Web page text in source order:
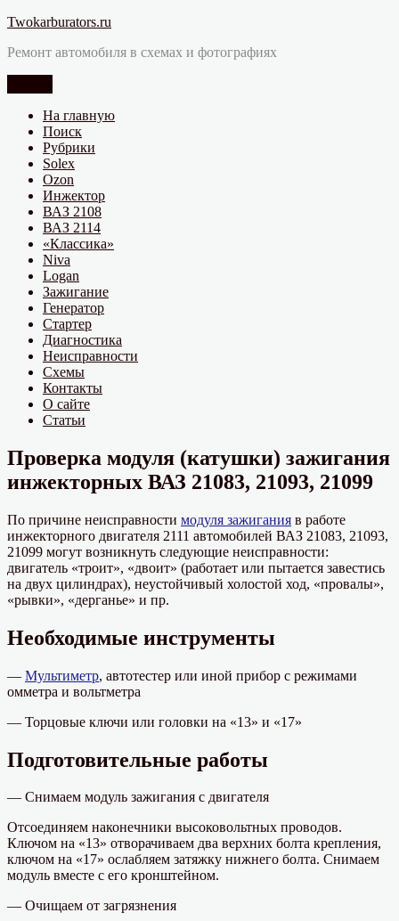
Перейти
содержимому
Twokarburators.ru
Ремонт автомобиля в схемах и фотографиях
На главную
Поиск
Рубрики
Solex
Ozon
Инжектор
ВАЗ 2108
ВАЗ 2114
«Классика»
Niva
Logan
Зажигание
Генератор
Стартер
Диагностика
Неисправности
Схемы
Контакты
О сайте
Статьи
Проверка модуля (катушки) зажигания
инжекторных ВАЗ 21083, 21093, 21099
По причине неисправности модуля зажигания в работе
инжекторного двигателя 2111 автомобилей ВАЗ 21083, 21093,
21099 могут возникнуть следующие неисправности:
двигатель «троит», «двоит» (работает или пытается завестись
на двух цилиндрах), неустойчивый холостой ход, «провалы»,
«рывки», «дерганье» и пр.
Необходимые инструменты
— Мультиметр, автотестер или иной прибор с режимами
омметра и вольтметра
— Торцовые ключи или головки на «13» и «17»
Подготовительные работы
— Снимаем модуль зажигания с двигателя
Отсоединяем наконечники высоковольтных проводов.
Ключом на «13» отворачиваем два верхних болта крепления,
ключом на «17» ослабляем затяжку нижнего болта. Снимаем
модуль вместе с его кронштейном.
— Очищаем от загрязнения